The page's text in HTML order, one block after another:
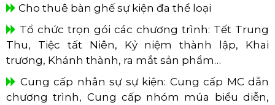
Cho thuê bàn ghế sự kiện đa thể loại
Tổ chức trọn gói các chương trình: Tết Trung
Thu, Tiệc tất Niên, Kỷ niệm thành lập, Khai
trương, Khánh thành, ra mắt sản phẩm…
Cung cấp nhân sự sự kiện: Cung cấp MC dẫn
chương trình, Cung cấp nhóm múa biểu diễn,